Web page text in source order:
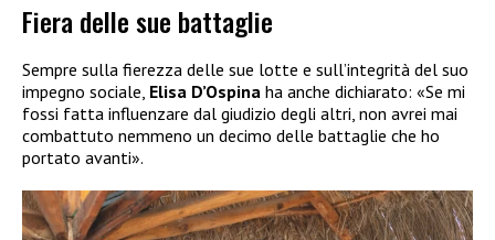
Fiera delle sue battaglie
Sempre sulla fierezza delle sue lotte e sull’integrità del suo
impegno sociale, Elisa D’Ospina ha anche dichiarato: «Se mi
fossi fatta influenzare dal giudizio degli altri, non avrei mai
combattuto nemmeno un decimo delle battaglie che ho
portato avanti».